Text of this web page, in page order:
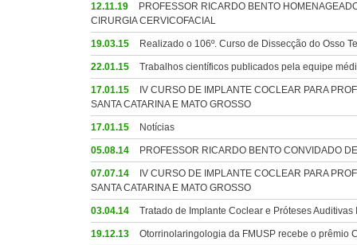
12.11.19
PROFESSOR RICARDO BENTO
CIRURGIA CERVICOFACIAL
19.03.15 Realizado o 106º. Curso de Dissecção do Osso
22.01.15 Trabalhos científicos publicados pela equipe
17.01.15
IV CURSO DE IMPLANTE COCLEAR PARA
SANTA CATARINA E MATO GROSSO
17.01.15 Notícias
05.08.14 PROFESSOR RICARDO BENTO CONVIDADO
07.07.14
IV CURSO DE IMPLANTE COCLEAR PARA
SANTA CATARINA E MATO GROSSO
03.04.14 Tratado de Implante Coclear e Próteses Auditivas
19.12.13 Otorrinolaringologia da FMUSP recebe o prêmio